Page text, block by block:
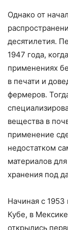
Однако от
десятилетия.
1947 года,
применениях
в печати и
фермеров.
вещества в
применение
недостатком
материалов
хранения под
Начиная с
Кубе, в
открылись